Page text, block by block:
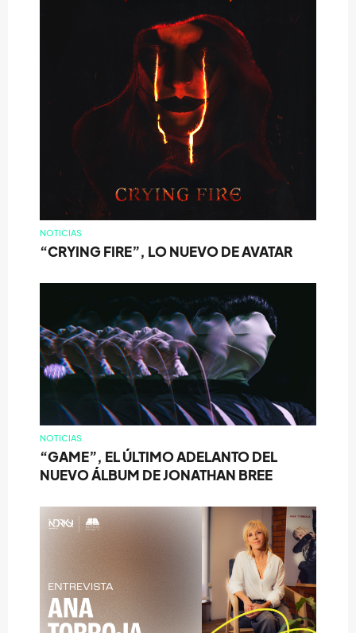
NOTICIAS
“CRYING FIRE”, LO NUEVO DE AVATAR
NOTICIAS
“GAME”, EL ÚLTIMO ADELANTO DEL
NUEVO ÁLBUM DE JONATHAN BREE